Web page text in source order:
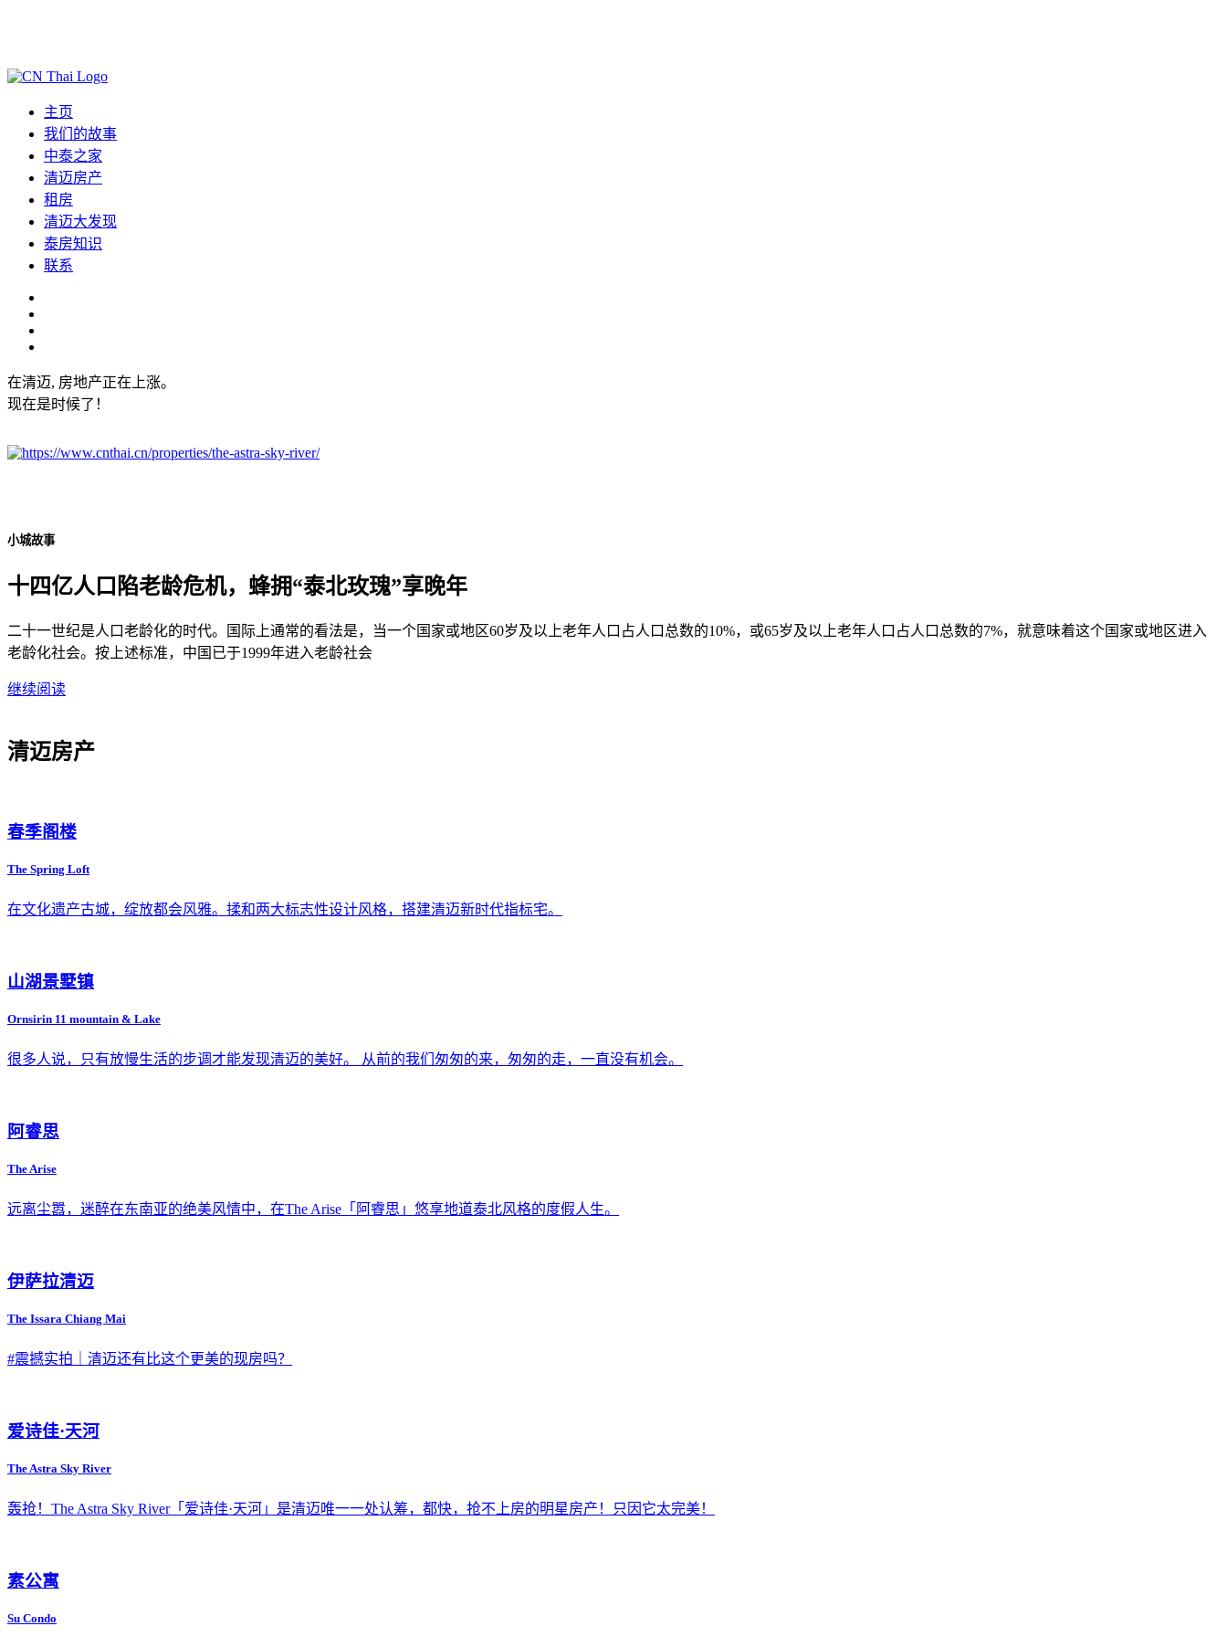
主页
我们的故事
中泰之家
清迈房产
租房
清迈大发现
泰房知识
联系
在清迈, 房地产正在上涨。
现在是时候了！
小城故事
十四亿人口陷老龄危机，蜂拥“泰北玫瑰”享晚年
二十一世纪是人口老龄化的时代。国际上通常的看法是，当一个国家或地区60岁及以上老年人口占人口总数的10%，或65岁及以上老年人口占人口总数的7%，就意味着这个国家或地区进入
老龄化社会。按上述标准，中国已于1999年进入老龄社会
继续阅读
清迈房产
春季阁楼
The Spring Loft
在文化遗产古城，绽放都会风雅。揉和两大标志性设计风格，搭建清迈新时代指标宅。
山湖景墅镇
Ornsirin 11 mountain & Lake
很多人说，只有放慢生活的步调才能发现清迈的美好。 从前的我们匆匆的来，匆匆的走，一直没有机会。
阿睿思
The Arise
远离尘嚣，迷醉在东南亚的绝美风情中，在The Arise「阿睿思」悠享地道泰北风格的度假人生。
伊萨拉清迈
The Issara Chiang Mai
#震撼实拍｜清迈还有比这个更美的现房吗？
爱诗佳·天河
The Astra Sky River
​轰抢！The Astra Sky River「爱诗佳·天河」是清迈唯一一处认筹，都快，抢不上房的明星房产！只因它太完美！
素公寓
Su Condo